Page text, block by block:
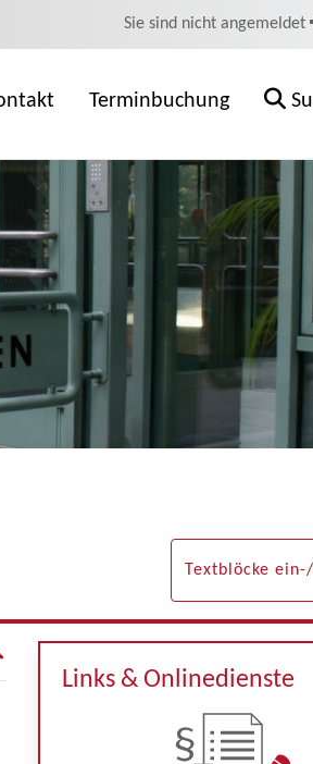
Sie sind nicht angemeldet
Terminbuchung
Textblöcke
Links & Onlinedienste